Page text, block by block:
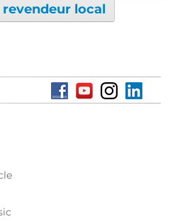
local